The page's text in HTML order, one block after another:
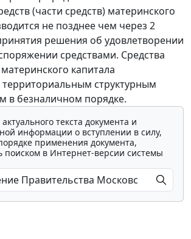
(части средств) материнского
не позднее чем через 2
решения об удовлетворении
средствами. Средства
капитала
структурным
в безналичном порядке.
текста документа и
информации о вступлении в силу,
применения документа,
поиском в Интернет-версии системы